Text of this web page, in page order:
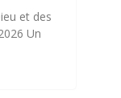
et des
Un